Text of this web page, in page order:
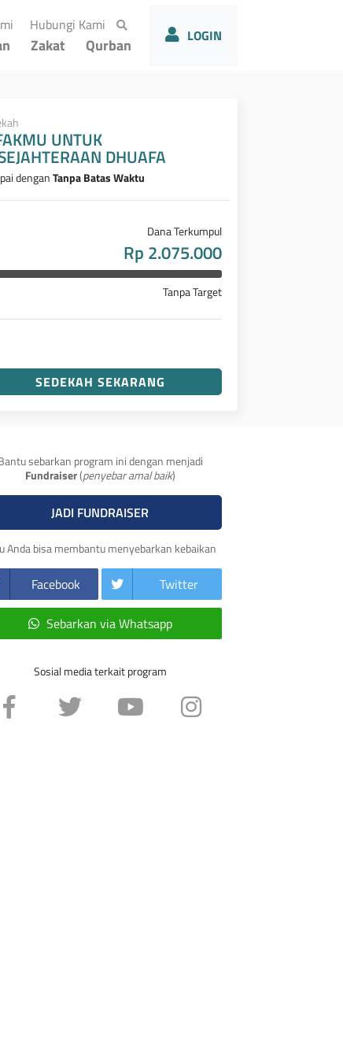
(current)
Hubungi Kami(current)
Zakat Qurban LOGIN
UNTUK
DHUAFA
denganTanpa Batas Waktu
Dana Terkumpul
Rp 2.075.000
Tanpa Target
SEDEKAH SEKARANG
sebarkan program ini dengan menjadi
Fundraiser(penyebar amal baik)
JADI FUNDRAISER
Anda bisa membantu menyebarkan kebaikan
Facebook Twitter
Sebarkan via Whatsapp
Sosial media terkait program